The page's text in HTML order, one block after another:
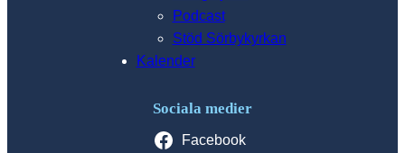
Podcast
Stöd Sörbykyrkan
Kalender
Sociala medier
Facebook